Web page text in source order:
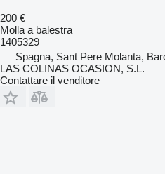
200 €
Molla a balestra
1405329
Spagna, Sant Pere Molanta,
LAS COLINAS OCASION, S.L.
Contattare il venditore